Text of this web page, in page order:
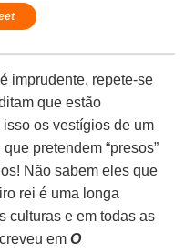
imprudente, repete-se
que estão
os vestígios de um
que pretendem “presos”
Não sabem eles que
rei é uma longa
culturas e em todas as
emO